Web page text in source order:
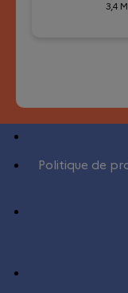
3,4
Politique de